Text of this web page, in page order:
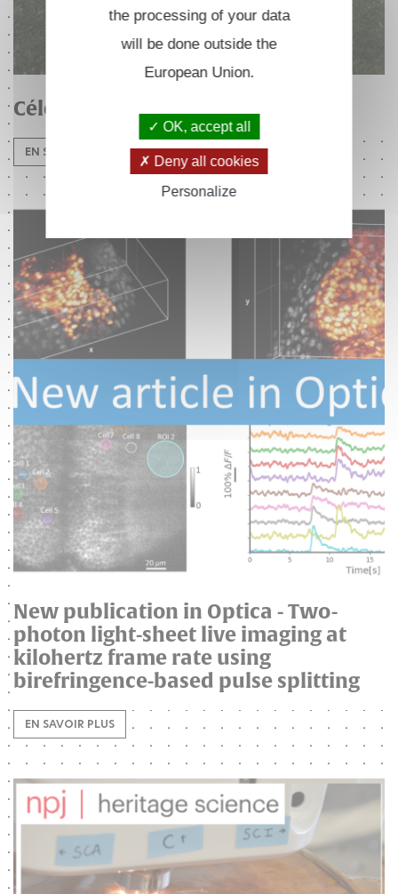
Célébration des 25 ans du LOB
EN SAVOIR PLUS
New publication in Optica - Two-
photon light-sheet live imaging at
kilohertz frame rate using
birefringence-based pulse splitting
EN SAVOIR PLUS
the processing of your data
will be done outside the
European Union.
OK, accept all
Deny all cookies
Personalize